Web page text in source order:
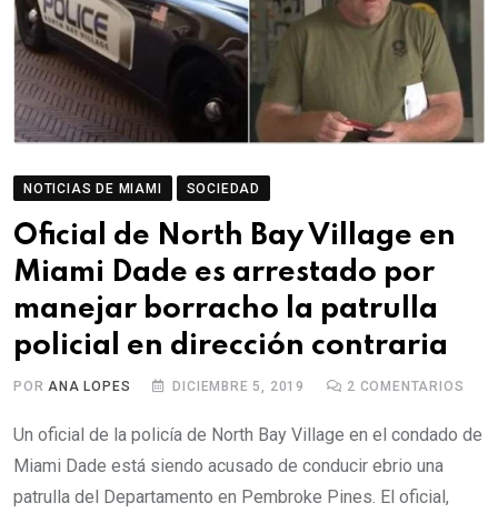
NOTICIAS DE MIAMI SOCIEDAD
Oficial de North Bay Village en
Miami Dade es arrestado por
manejar borracho la patrulla
policial en dirección contraria
POR ANA LOPES DICIEMBRE 5, 2019 2 COMENTARIOS
Un oficial de la policía de North Bay Village en el condado de
Miami Dade está siendo acusado de conducir ebrio una
patrulla del Departamento en Pembroke Pines. El oficial,